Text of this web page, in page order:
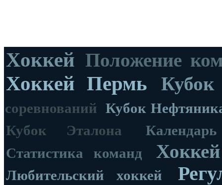
Хоккей Положение
Хоккей Пермь
соревнований Кубок
Кубок Эталона
Статистика команд
Любительский хоккей